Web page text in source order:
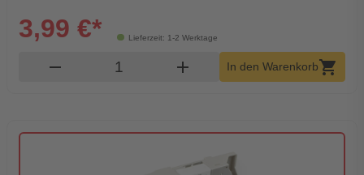
Lieferzeit: 1-2 Werktage
3,99 €*
remove Produkt Warenkorb Menge
add In den Warenkorbshopping_cart